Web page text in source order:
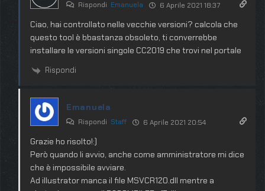
Rispondi Emanuela 6 Aprile 2021 18:37
Ciao, hai controllato nelle vecchie versioni? calcola che
questo tool è bbastanza obsoleto, ti converrebbe
installare le versioni singole CC2019 che trovi nel portale
Rispondi
Emanuela
Rispondi Staff 6 Aprile 2021 20:54
Grazie ho risolto!:)
Però quando li avvio, anche come amministratore mi dice
che è impossibile avviare.
Ad illustrator manca il file MSVCR120.dll mentre a